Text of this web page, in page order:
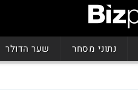
נתוני מסחר שער הדולר